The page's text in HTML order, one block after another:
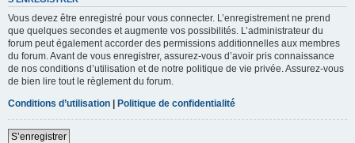
Vous devez être enregistré pour vous connecter. L’enregistrement ne prend
que quelques secondes et augmente vos possibilités. L’administrateur du
forum peut également accorder des permissions additionnelles aux membres
du forum. Avant de vous enregistrer, assurez-vous d’avoir pris connaissance
de nos conditions d’utilisation et de notre politique de vie privée. Assurez-vous
de bien lire tout le règlement du forum.
Conditions d’utilisation | Politique de confidentialité
S’enregistrer